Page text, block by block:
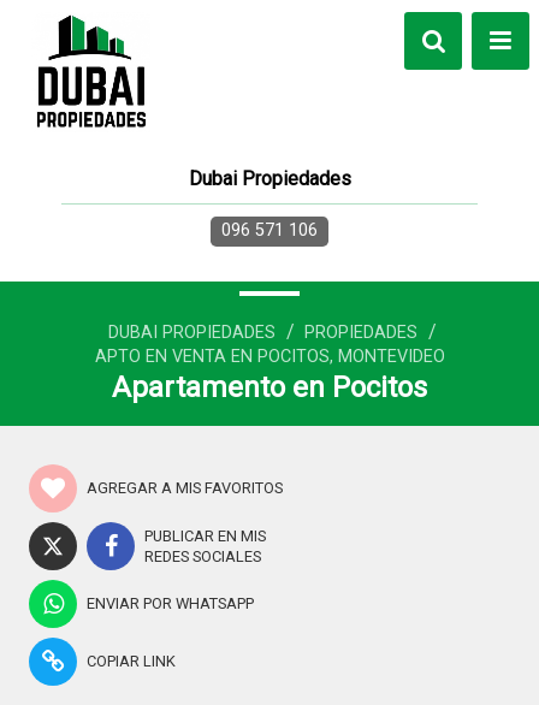
Dubai Propiedades
096 571 106
DUBAI PROPIEDADES / PROPIEDADES /
APTO EN VENTA EN POCITOS, MONTEVIDEO
Apartamento en Pocitos
AGREGAR A MIS FAVORITOS
PUBLICAR EN MIS
REDES SOCIALES
ENVIAR POR WHATSAPP
COPIAR LINK